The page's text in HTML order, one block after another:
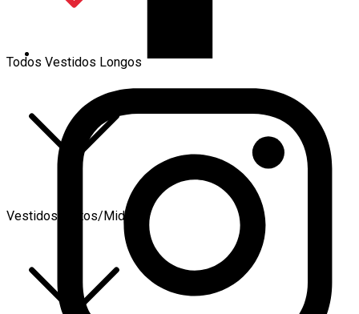
Todos Vestidos Longos
Vestidos Curtos/Midi